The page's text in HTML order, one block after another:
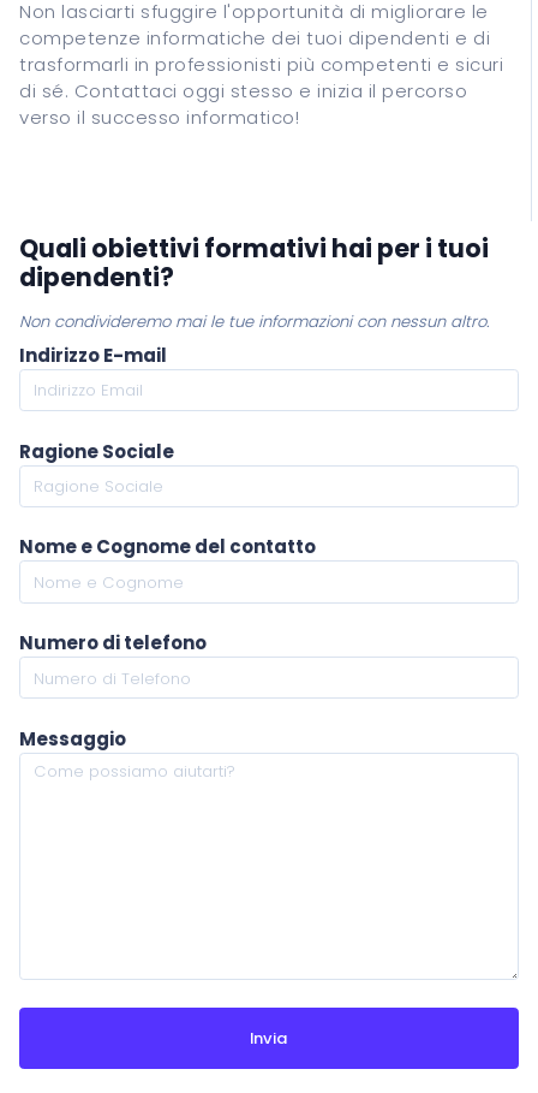
Non lasciarti sfuggire l'opportunità di migliorare le
competenze informatiche dei tuoi dipendenti e di
trasformarli in professionisti più competenti e sicuri
di sé. Contattaci oggi stesso e inizia il percorso
verso il successo informatico!
Quali obiettivi formativi hai per i tuoi
dipendenti?
Non condivideremo mai le tue informazioni con nessun altro.
Indirizzo E-mail
Ragione Sociale
Nome e Cognome del contatto
Numero di telefono
Messaggio